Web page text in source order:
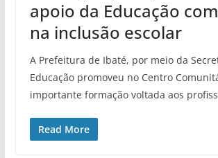
apoio da Educação
na inclusão escolar
A Prefeitura de Ibaté, por meio da
Educação promoveu no Centro
importante formação voltada aos
Read More